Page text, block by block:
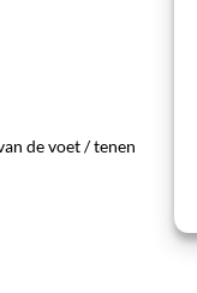
de voet / tenen